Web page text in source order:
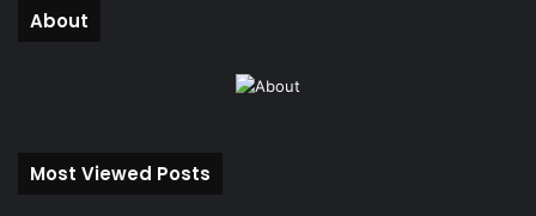
About
Most Viewed Posts